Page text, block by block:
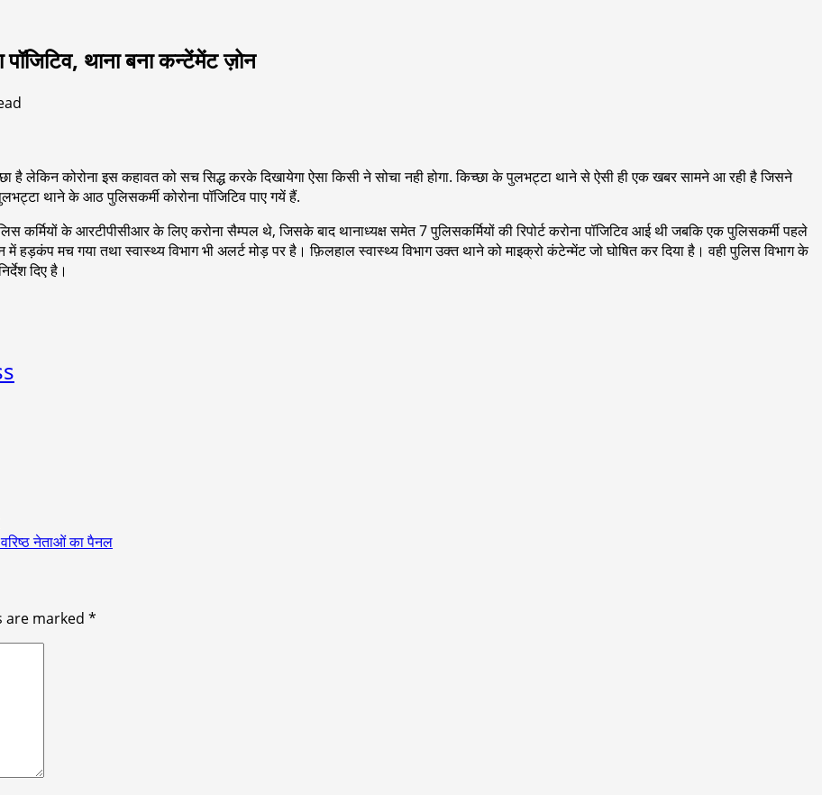
पॉजिटिव, थाना बना कन्टेंमेंट ज़ोन
है लेकिन कोरोना इस कहावत को सच सिद्ध करके दिखायेगा ऐसा किसी ने सोचा नही होगा. किच्छा के पुलभट्टा थाने से ऐसी ही एक खबर सामने आ रही है जिसने
थाने के आठ पुलिसकर्मी कोरोना पॉजिटिव पाए गयें हैं.
कर्मियों के आरटीपीसीआर के लिए करोना सैम्पल थे, जिसके बाद थानाध्यक्ष समेत 7 पुलिसकर्मियों की रिपोर्ट करोना पॉजिटिव आई थी जबकि एक पुलिसकर्मी पहले
हड़कंप मच गया तथा स्वास्थ्य विभाग भी अलर्ट मोड़ पर है। फ़िलहाल स्वास्थ्य विभाग उक्त थाने को माइक्रो कंटेन्मेंट जो घोषित कर दिया है। वही पुलिस विभाग के
दिए है।
नेताओं का पैनल
are marked *